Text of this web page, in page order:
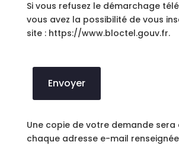
Si vous refusez le démarchage
vous avez la possibilité de vous
site : https://www.bloctel.gouv.fr.
Envoyer
Une copie de votre demande sera
chaque adresse e-mail renseignée